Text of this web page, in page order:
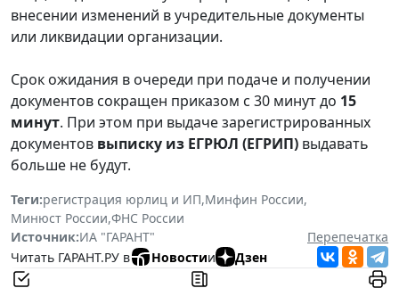
внесении изменений в учредительные документы
или ликвидации организации.
Срок ожидания в очереди при подаче и получении
документов сокращен приказом с 30 минут до 15
минут. При этом при выдаче зарегистрированных
документов выписку из ЕГРЮЛ (ЕГРИП) выдавать
больше не будут.
Теги:регистрация юрлиц и ИП,Минфин России,
Минюст России,ФНС России
Источник:ИА "ГАРАНТ"
Перепечатка
Читать ГАРАНТ.РУ в
Новостии Дзен